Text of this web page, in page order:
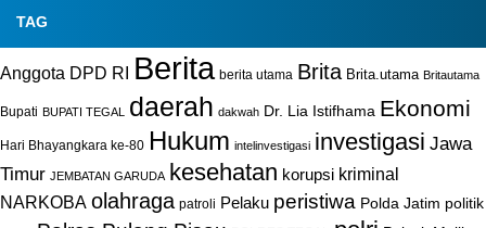
TAG
Anggota DPD RI Berita berita utama Brita Brita.utama Britautama
Bupati BUPATI TEGAL daerah dakwah Dr. Lia Istifhama Ekonomi
Hari Bhayangkara ke-80 Hukum intelinvestigasi investigasi Jawa
Timur JEMBATAN GARUDA kesehatan korupsi kriminal
NARKOBA olahraga patroli Pelaku peristiwa Polda Jatim politik